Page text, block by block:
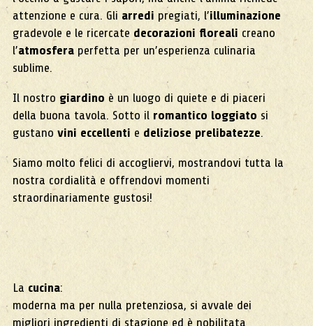
attenzione e cura. Gli arredi pregiati, l’illuminazione
gradevole e le ricercate decorazioni floreali creano
l’atmosferaperfetta per un’esperienza culinaria
sublime.
Il nostro giardino è un luogo di quiete e di piaceri
della buona tavola. Sotto il romantico loggiato si
gustano vini eccellenti e deliziose prelibatezze.
Siamo molto felici di accogliervi, mostrandovi tutta la
nostra cordialità e offrendovi momenti
straordinariamente gustosi!
La cucina:
moderna ma per nulla pretenziosa, si avvale dei
migliori ingredienti di stagione ed è nobilitata